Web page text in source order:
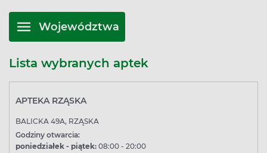
Województwa
Lista wybranych aptek
APTEKA RZĄSKA
BALICKA 49A, RZĄSKA
Godziny otwarcia:
poniedziałek - piątek: 08:00 - 20:00